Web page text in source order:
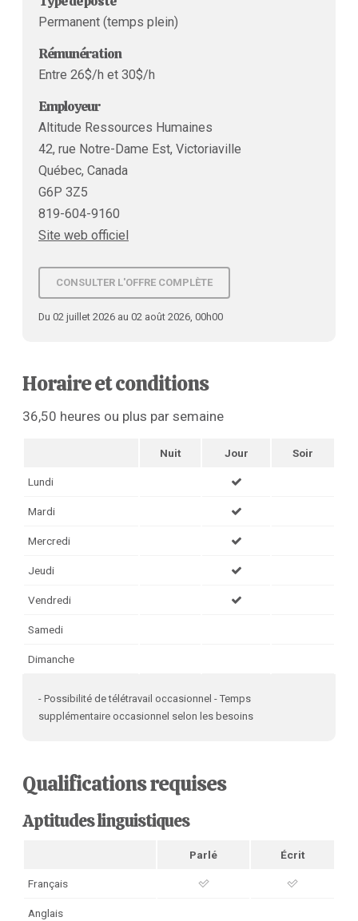
Permanent (temps plein)
Rémunération
Entre 26$/h et 30$/h
Employeur
Altitude Ressources Humaines
42, rue Notre-Dame Est, Victoriaville
Québec, Canada
G6P 3Z5
819-604-9160
Site web officiel
CONSULTER L'OFFRE COMPLÈTE
Du 02 juillet 2026 au 02 août 2026, 00h00
Horaire et conditions
36,50 heures ou plus par semaine
Nuit Jour Soir
Lundi
Mardi
Mercredi
Jeudi
Vendredi
Samedi
Dimanche
- Possibilité de télétravail occasionnel - Temps
supplémentaire occasionnel selon les besoins
Qualifications requises
Aptitudes linguistiques
Parlé Écrit
Français
Anglais